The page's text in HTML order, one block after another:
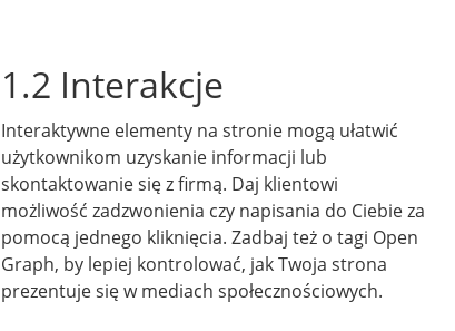
1.2 Interakcje
Interaktywne elementy na stronie mogą ułatwić
użytkownikom uzyskanie informacji lub
skontaktowanie się z firmą. Daj klientowi
możliwość zadzwonienia czy napisania do Ciebie za
pomocą jednego kliknięcia. Zadbaj też o tagi Open
Graph, by lepiej kontrolować, jak Twoja strona
prezentuje się w mediach społecznościowych.